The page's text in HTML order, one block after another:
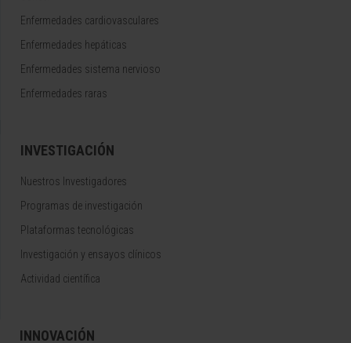
Enfermedades cardiovasculares
Enfermedades hepáticas
Enfermedades sistema nervioso
Enfermedades raras
INVESTIGACIÓN
Nuestros Investigadores
Programas de investigación
Plataformas tecnológicas
Investigación y ensayos clínicos
Actividad científica
INNOVACIÓN